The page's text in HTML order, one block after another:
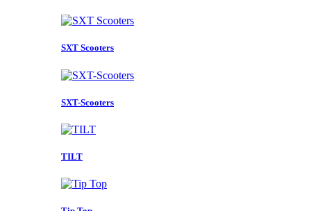
SXT Scooters
SXT-Scooters
TILT